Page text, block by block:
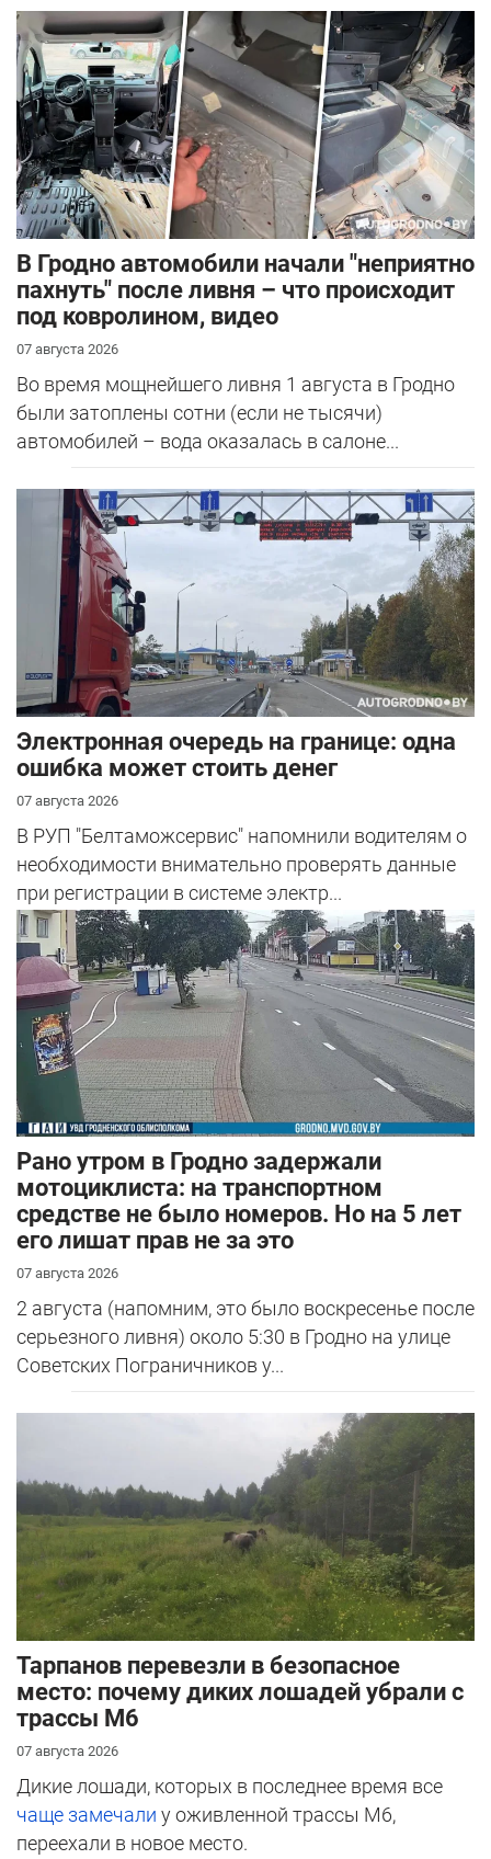
В Гродно автомобили начали "неприятно
пахнуть" после ливня – что происходит
под ковролином, видео
07 августа 2026
Во время мощнейшего ливня 1 августа в Гродно
были затоплены сотни (если не тысячи)
автомобилей – вода оказалась в салоне...
Электронная очередь на границе: одна
ошибка может стоить денег
07 августа 2026
В РУП "Белтаможсервис" напомнили водителям о
необходимости внимательно проверять данные
при регистрации в системе электр...
Рано утром в Гродно задержали
мотоциклиста: на транспортном
средстве не было номеров. Но на 5 лет
его лишат прав не за это
07 августа 2026
2 августа (напомним, это было воскресенье после
серьезного ливня) около 5:30 в Гродно на улице
Советских Пограничников у...
Тарпанов перевезли в безопасное
место: почему диких лошадей убрали с
трассы М6
07 августа 2026
Дикие лошади, которых в последнее время все
чаще замечали у оживленной трассы М6,
переехали в новое место.